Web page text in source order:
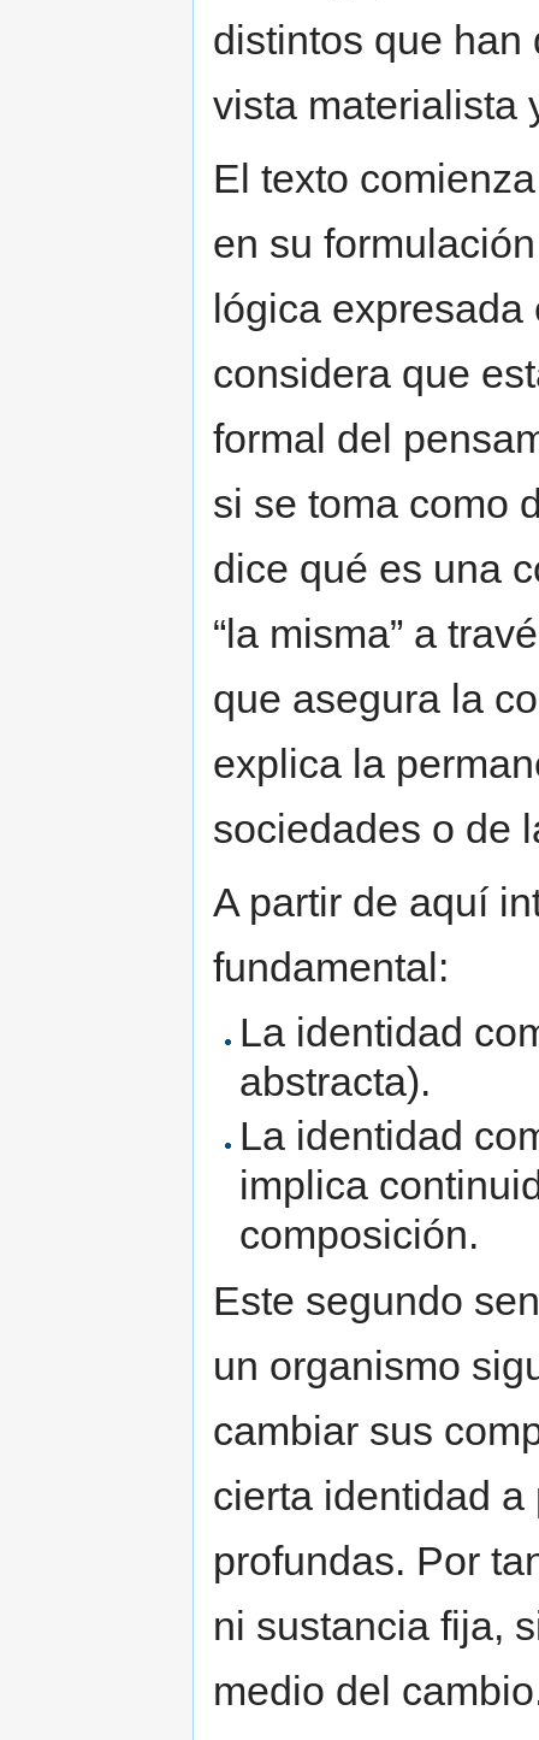
distintos que han
vista materialista
El texto
en su
lógica expresada
considera que
formal del
si se toma como
dice qué es una
“la misma” a
que asegura la
explica la
sociedades o de
A partir de aquí
fundamental:
La identidad
abstracta).
La identidad
implica
composición.
Este segundo
un organismo
cambiar sus
cierta identidad
profundas. Por
ni sustancia fija,
medio del